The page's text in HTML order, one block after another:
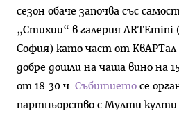
сезон обаче започва със
„Стихии“ в галерия ARTEmini
София) като част от КвАРТал
добре дошли на чаша вино на
от 18:30 ч. Събитието се
партньорство с Мулти култи